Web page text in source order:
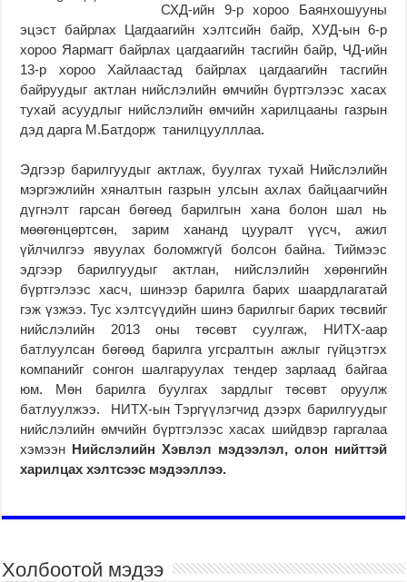
СХД-ийн 9-р хороо Баянхошууны
эцэст байрлах Цагдаагийн хэлтсийн байр, ХУД-ын 6-р
хороо Яармагт байрлах цагдаагийн тасгийн байр, ЧД-ийн
13-р хороо Хайлаастад байрлах цагдаагийн тасгийн
байруудыг актлан нийслэлийн өмчийн бүртгэлээс хасах
тухай асуудлыг нийслэлийн өмчийн харилцааны газрын
дэд дарга М.Батдорж танилцуулллаа.
Эдгээр барилгуудыг актлаж, буулгах тухай Нийслэлийн
мэргэжлийн хяналтын газрын улсын ахлах байцаагчийн
дүгнэлт гарсан бөгөөд барилгын хана болон шал нь
мөөгөнцөртсөн, зарим хананд цууралт үүсч, ажил
үйлчилгээ явуулах боломжгүй болсон байна. Тиймээс
эдгээр барилгуудыг актлан, нийслэлийн хөрөнгийн
бүртгэлээс хасч, шинээр барилга барих шаардлагатай
гэж үзжээ. Тус хэлтсүүдийн шинэ барилгыг барих төсвийг
нийслэлийн 2013 оны төсөвт суулгаж, НИТХ-аар
батлуулсан бөгөөд барилга угсралтын ажлыг гүйцэтгэх
компанийг сонгон шалгаруулах тендер зарлаад байгаа
юм. Мөн барилга буулгах зардлыг төсөвт оруулж
батлуулжээ. НИТХ-ын Тэргүүлэгчид дээрх барилгуудыг
нийслэлийн өмчийн бүртгэлээс хасах шийдвэр гаргалаа
хэмээн Нийслэлийн Хэвлэл мэдээлэл, олон нийттэй
харилцах хэлтсээс мэдээллээ.
Холбоотой мэдээ